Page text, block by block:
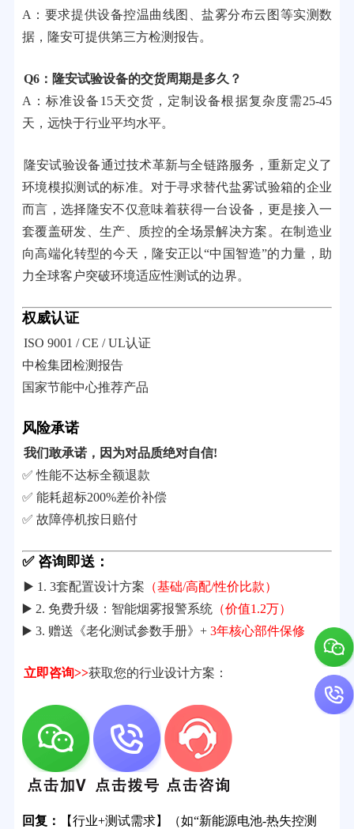
A：要求提供设备控温曲线图、盐雾分布云图等实测数
据，隆安可提供第三方检测报告。
Q6：隆安试验设备的交货周期是多久？
A：标准设备15天交货，定制设备根据复杂度需25-45
天，远快于行业平均水平。
隆安试验设备通过技术革新与全链路服务，重新定义了
环境模拟测试的标准。对于寻求替代盐雾试验箱的企业
而言，选择隆安不仅意味着获得一台设备，更是接入一
套覆盖研发、生产、质控的全场景解决方案。在制造业
向高端化转型的今天，隆安正以“中国智造”的力量，助
力全球客户突破环境适应性测试的边界。
权威认证
ISO 9001 / CE / UL认证
中检集团检测报告
国家节能中心推荐产品
风险承诺
我们敢承诺，因为对品质绝对自信!
✅ 性能不达标全额退款
✅ 能耗超标200%差价补偿
✅ 故障停机按日赔付
✅ 咨询即送：
▶️ 1. 3套配置设计方案 （基础/高配/性价比款）
▶️ 2. 免费升级：智能烟雾报警系统（价值1.2万）
▶️ 3. 赠送《老化测试参数手册》+ 3年核心部件保修
立即咨询>>获取您的行业设计方案：
回复： 【行业+测试需求】（如“新能源电池-热失控测